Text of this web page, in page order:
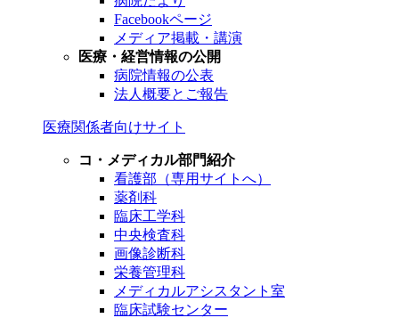
Facebookページ
メディア掲載・講演
医療・経営情報の公開
病院情報の公表
法人概要とご報告
医療関係者向けサイト
コ・メディカル部門紹介
看護部（専用サイトへ）
薬剤科
臨床工学科
中央検査科
画像診断科
栄養管理科
メディカルアシスタント室
臨床試験センター